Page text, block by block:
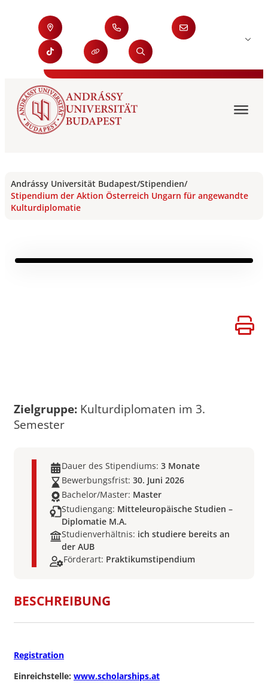
Andrássy Universität Budapest/Stipendien/
Stipendium der Aktion Österreich Ungarn für angewandte
Kulturdiplomatie
Zielgruppe: Kulturdiplomaten im 3.
Semester
Dauer des Stipendiums: 3 Monate
Bewerbungsfrist: 30. Juni 2026
Bachelor/Master: Master
Studiengang: Mitteleuropäische Studien –
Diplomatie M.A.
Studienverhältnis: ich studiere bereits an
der AUB
Förderart: Praktikumstipendium
BESCHREIBUNG
Registration
Einreichstelle: www.scholarships.at